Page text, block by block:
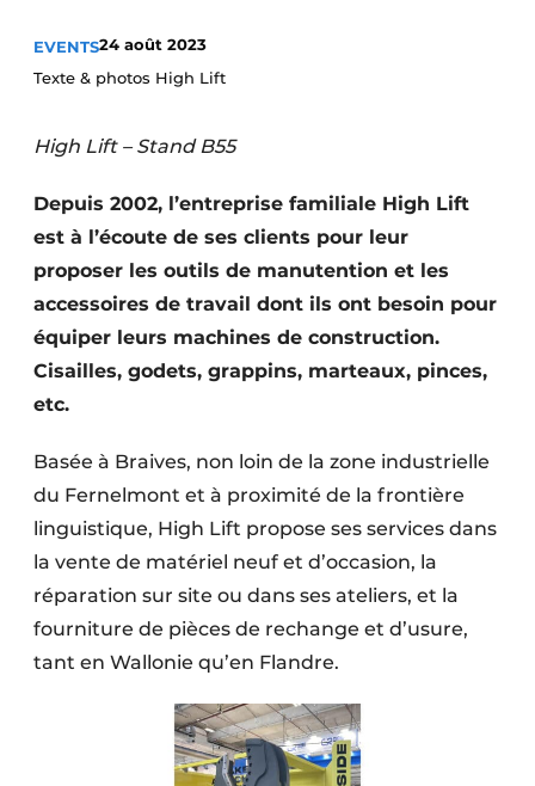
Video’s
Contrôle d’accès
Éclairage
Fondations
Façades
Géotextiles
Infrastructures souterraines et égouttage
Protection solaire
Rénovation
Sécurité incendie
Techniques ferroviaires
EVENTS24 août 2023
Texte & photos High Lift
High Lift – Stand B55
Depuis 2002, l’entreprise familiale High Lift
est à l’écoute de ses clients pour leur
proposer les outils de manutention et les
accessoires de travail dont ils ont besoin pour
équiper leurs machines de construction.
Cisailles, godets, grappins, marteaux, pinces,
etc.
Basée à Braives, non loin de la zone industrielle
du Fernelmont et à proximité de la frontière
linguistique, High Lift propose ses services dans
la vente de matériel neuf et d’occasion, la
réparation sur site ou dans ses ateliers, et la
fourniture de pièces de rechange et d’usure,
tant en Wallonie qu’en Flandre.